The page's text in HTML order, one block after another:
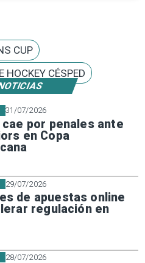
31/07/2026
cae por penales ante
en Copa
29/07/2026
de apuestas online
regulación en
28/07/2026
CUP
HOCKEY CÉSPED